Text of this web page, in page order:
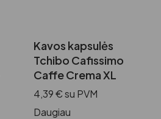
Kavos kapsulės
Tchibo Cafissimo
Caffe Crema XL
4,39€su PVM
Daugiau